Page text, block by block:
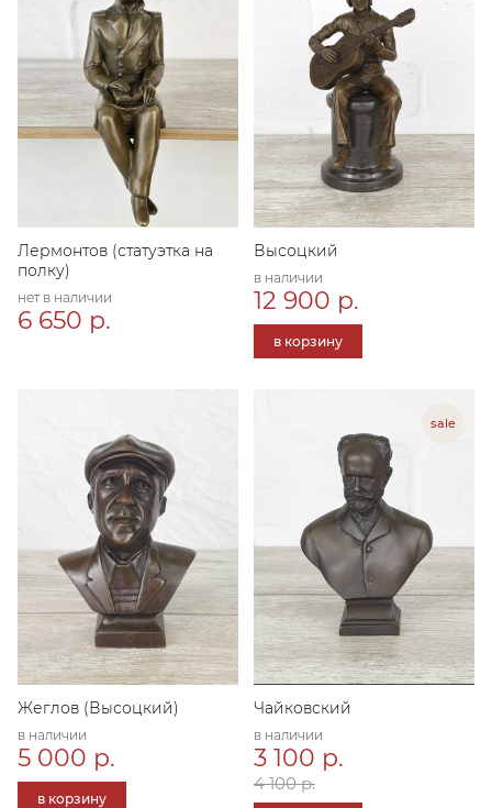
Лермонтов (статуэтка на
полку)
нет в наличии
6 650 р.
Высоцкий
в наличии
12 900 р.
в корзину
Жеглов (Высоцкий)
в наличии
5 000 р.
в корзину
Чайковский
в наличии
3 100 р.
4 100 р.